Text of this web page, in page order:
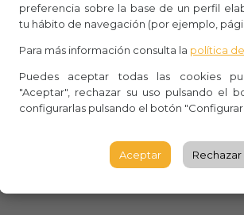
preferencia sobre la base de un perfil
tu hábito de navegación (por ejemplo,
Para más información consulta la política
Puedes aceptar todas las cookies
"Aceptar", rechazar su uso pulsando el
configurarlas pulsando el botón
Aceptar Rechazar